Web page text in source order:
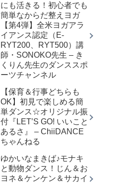
にも活きる！初心者でも
簡単なからだ整えヨガ
【第4弾】全米ヨガアラ
イアンス認定（E-
RYT200、RYT500）講
師・SONOKO先生 – き
くりん先生のダンススポ
ーツチャンネル
【保育＆行事どちらも
OK】初見で楽しめる簡
単ダンス☆オリジナル振
付『LET’S GO! いいこと
あるさ』 – ChiiDANCE
ちゃんねる
ゆかいなまきば♪モナキ
と動物ダンス！じん＆お
ヨネ＆ケンケン＆サカイ